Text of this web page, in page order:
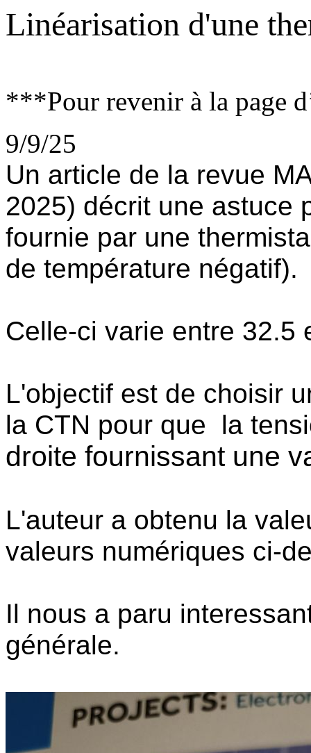
Linéarisation d'une
***Pour revenir à la page
9/9/25
Un article de la revue
2025) décrit une astuce
fournie par une
de température négatif).
Celle-ci varie entre 32.5
L'objectif est de choisir
la CTN pour que la
droite fournissant une
L'auteur a obtenu la
valeurs numériques ci-
Il nous a paru
générale.